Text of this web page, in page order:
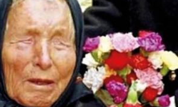
Bitlis
Bolu
Burdur
Bursa